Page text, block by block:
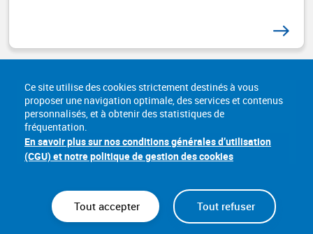
Sites utiles
Ce site utilise des cookies strictement destinés à vous
proposer une navigation optimale, des services et contenus
personnalisés, et à obtenir des statistiques de
fréquentation.
En savoir plus sur nos conditions générales d’utilisation
(CGU) et notre politique de gestion des cookies
Tout accepter Tout refuser